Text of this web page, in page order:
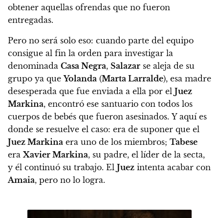
obtener aquellas ofrendas que no fueron
entregadas.
Pero no será solo eso: cuando parte del equipo
consigue al fin la orden para investigar la
denominada Casa Negra, Salazar se aleja de su
grupo ya queYolanda (Marta Larralde), esa madre
desesperada que fue enviada a ella por el Juez
Markina, encontró ese santuario con todos los
cuerpos de bebés que fueron asesinados. Y aquí es
donde se resuelve el caso: era de suponer que el
Juez Markina era uno de los miembros; Tabese
era Xavier Markina, su padre, el líder de la secta,
y él continuó su trabajo. El Juez intenta acabar con
Amaia, pero no lo logra.